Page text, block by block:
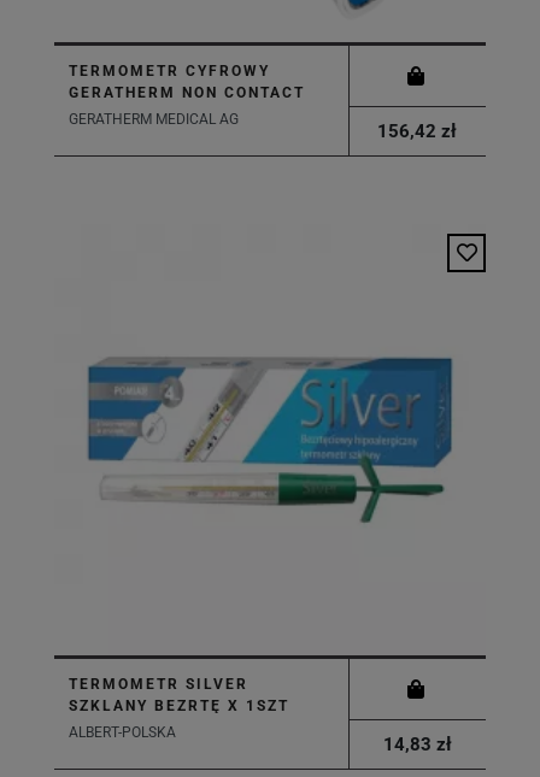
TERMOMETR CYFROWY
GERATHERM NON CONTACT
GERATHERM MEDICAL AG
156,42 zł
TERMOMETR SILVER
SZKLANY BEZRTĘ X 1SZT
ALBERT-POLSKA
14,83 zł